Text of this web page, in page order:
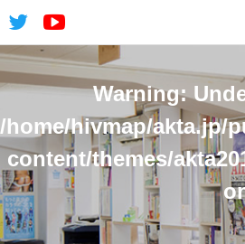
Warning:
/home/hivmap/akta.jp/
content/themes/